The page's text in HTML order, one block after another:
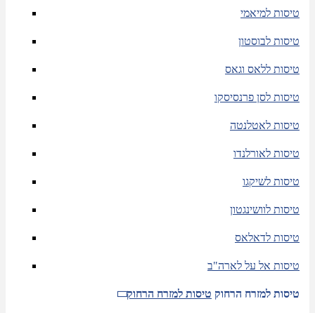
טיסות למיאמי
טיסות לבוסטון
טיסות ללאס וגאס
טיסות לסן פרנסיסקו
טיסות לאטלנטה
טיסות לאורלנדו
טיסות לשיקגו
טיסות לוושינגטון
טיסות לדאלאס
טיסות אל על לארה"ב
טיסות למזרח הרחוק טיסות למזרח הרחוק